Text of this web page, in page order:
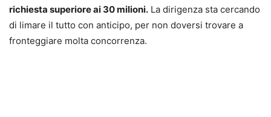
richiesta superiore ai 30 milioni. La dirigenza sta cercando
di limare il tutto con anticipo, per non doversi trovare a
fronteggiare molta concorrenza.